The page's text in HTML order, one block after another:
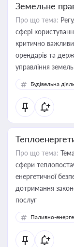
Земельне
Про що тема:
сфері
критично
орендарів та
управління
Будівельна
Про що тема:
сфери
енергетичної
дотримання
послуг
Паливно-